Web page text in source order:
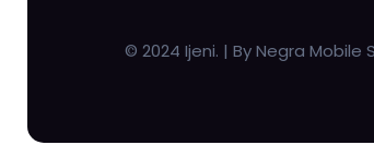
© 2024 Ijeni. | By Negra Mobile